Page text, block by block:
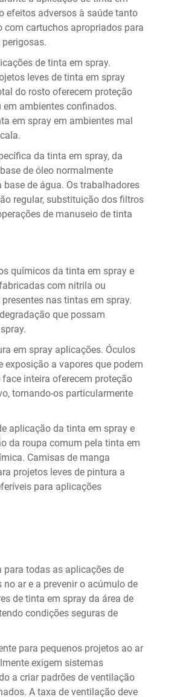
efeitos adversos à saúde tanto
com cartuchos apropriados para
de tinta em spray.
leves de tinta em spray
do rosto oferecem proteção
ambientes confinados.
em spray em ambientes mal
da tinta em spray, da
de óleo normalmente
de água. Os trabalhadores
regular, substituição dos filtros
de manuseio de tinta
químicos da tinta em spray e
com nitrila ou
nas tintas em spray.
que possam
em spray aplicações. Óculos
a vapores que podem
inteira oferecem proteção
tornando-os particularmente
aplicação da tinta em spray e
da roupa comum pela tinta em
Camisas de manga
projetos leves de pintura a
para aplicações
todas as aplicações de
ar e a prevenir o acúmulo de
de tinta em spray da área de
condições seguras de
para pequenos projetos ao ar
exigem sistemas
a criar padrões de ventilação
A taxa de ventilação deve